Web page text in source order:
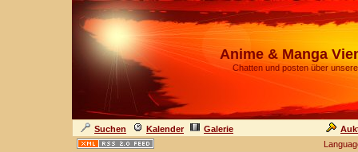
Anime & Manga
Chatten und posten über
Suchen Kalender Galerie